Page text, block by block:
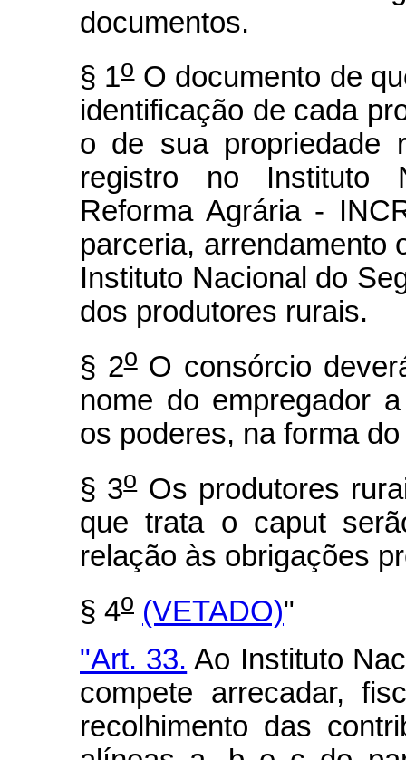
documentos.
§ 1oO documento de
identificação de cada
o de sua propriedade
registro no Instituto
Reforma Agrária -
parceria, arrendamento
Instituto Nacional do
dos produtores rurais.
§ 2oO consórcio
nome do empregador
os poderes, na forma
§ 3oOs produtores
que trata o caput
relação às obrigações
§ 4o (VETADO)"
"Art. 33. Ao Instituto
compete arrecadar,
recolhimento das